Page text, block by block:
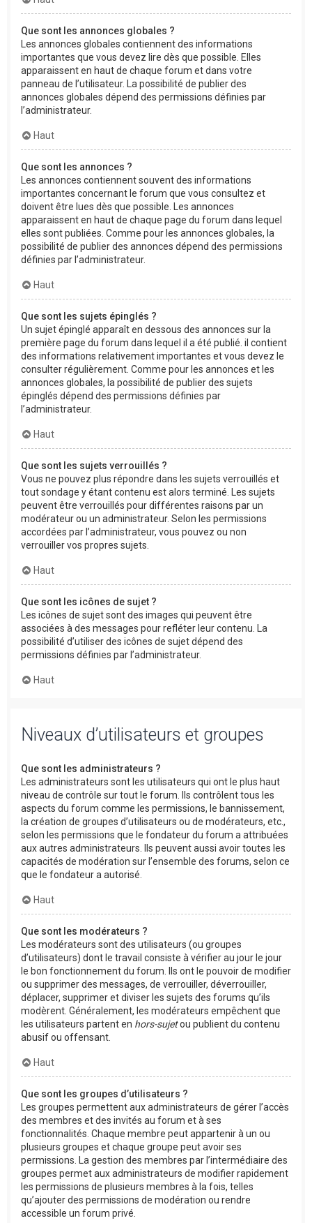
Que sont les annonces globales ?
Les annonces globales contiennent des informations
importantes que vous devez lire dès que possible. Elles
apparaissent en haut de chaque forum et dans votre
panneau de l’utilisateur. La possibilité de publier des
annonces globales dépend des permissions définies par
l’administrateur.
Haut
Que sont les annonces ?
Les annonces contiennent souvent des informations
importantes concernant le forum que vous consultez et
doivent être lues dès que possible. Les annonces
apparaissent en haut de chaque page du forum dans lequel
elles sont publiées. Comme pour les annonces globales, la
possibilité de publier des annonces dépend des permissions
définies par l’administrateur.
Haut
Que sont les sujets épinglés ?
Un sujet épinglé apparaît en dessous des annonces sur la
première page du forum dans lequel il a été publié. il contient
des informations relativement importantes et vous devez le
consulter régulièrement. Comme pour les annonces et les
annonces globales, la possibilité de publier des sujets
épinglés dépend des permissions définies par
l’administrateur.
Haut
Que sont les sujets verrouillés ?
Vous ne pouvez plus répondre dans les sujets verrouillés et
tout sondage y étant contenu est alors terminé. Les sujets
peuvent être verrouillés pour différentes raisons par un
modérateur ou un administrateur. Selon les permissions
accordées par l’administrateur, vous pouvez ou non
verrouiller vos propres sujets.
Haut
Que sont les icônes de sujet ?
Les icônes de sujet sont des images qui peuvent être
associées à des messages pour refléter leur contenu. La
possibilité d’utiliser des icônes de sujet dépend des
permissions définies par l’administrateur.
Haut
Niveaux d’utilisateurs et groupes
Que sont les administrateurs ?
Les administrateurs sont les utilisateurs qui ont le plus haut
niveau de contrôle sur tout le forum. Ils contrôlent tous les
aspects du forum comme les permissions, le bannissement,
la création de groupes d’utilisateurs ou de modérateurs, etc.,
selon les permissions que le fondateur du forum a attribuées
aux autres administrateurs. Ils peuvent aussi avoir toutes les
capacités de modération sur l’ensemble des forums, selon ce
que le fondateur a autorisé.
Haut
Que sont les modérateurs ?
Les modérateurs sont des utilisateurs (ou groupes
d’utilisateurs) dont le travail consiste à vérifier au jour le jour
le bon fonctionnement du forum. Ils ont le pouvoir de modifier
ou supprimer des messages, de verrouiller, déverrouiller,
déplacer, supprimer et diviser les sujets des forums qu’ils
modèrent. Généralement, les modérateurs empêchent que
les utilisateurs partent en hors-sujetou publient du contenu
abusif ou offensant.
Haut
Que sont les groupes d’utilisateurs ?
Les groupes permettent aux administrateurs de gérer l’accès
des membres et des invités au forum et à ses
fonctionnalités. Chaque membre peut appartenir à un ou
plusieurs groupes et chaque groupe peut avoir ses
permissions. La gestion des membres par l’intermédiaire des
groupes permet aux administrateurs de modifier rapidement
les permissions de plusieurs membres à la fois, telles
qu’ajouter des permissions de modération ou rendre
accessible un forum privé.